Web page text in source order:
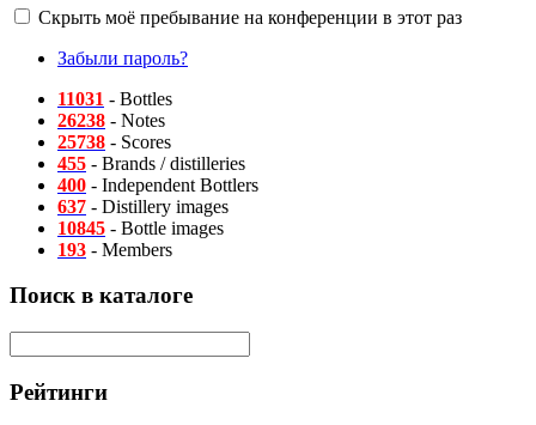
Скрыть моё пребывание на конференции в этот раз
Забыли пароль?
11031 - Bottles
26238 - Notes
25738 - Scores
455 - Brands / distilleries
400 - Independent Bottlers
637 - Distillery images
10845 - Bottle images
193 - Members
Поиск в каталоге
Рейтинги